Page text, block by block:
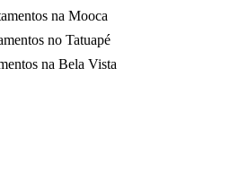
na Mooca
no Tatuapé
na Bela Vista